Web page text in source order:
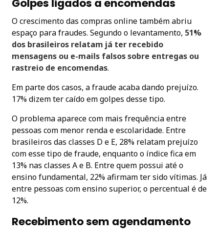
Golpes ligados a encomendas
O crescimento das compras online também abriu
espaço para fraudes. Segundo o levantamento, 51%
dos brasileiros relatam já ter recebido
mensagens ou e-mails falsos sobre entregas ou
rastreio de encomendas.
Em parte dos casos, a fraude acaba dando prejuízo.
17% dizem ter caído em golpes desse tipo.
O problema aparece com mais frequência entre
pessoas com menor renda e escolaridade. Entre
brasileiros das classes D e E, 28% relatam prejuízo
com esse tipo de fraude, enquanto o índice fica em
13% nas classes A e B. Entre quem possui até o
ensino fundamental, 22% afirmam ter sido vítimas. Já
entre pessoas com ensino superior, o percentual é de
12%.
Recebimento sem agendamento